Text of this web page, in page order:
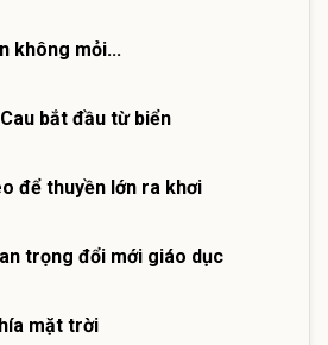
không mỏi...
bắt đầu từ biển
để thuyền lớn ra khơi
trọng đổi mới giáo dục
mặt trời